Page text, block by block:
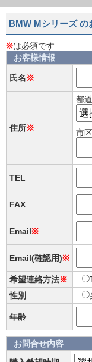
BMW Mシリーズ の
※は必須です
お客様情報
氏名※
住所※
都
市
TEL
FAX
Email※
Email(確認用)※
希望連絡方法※
性別
年齢
お問合せ内容